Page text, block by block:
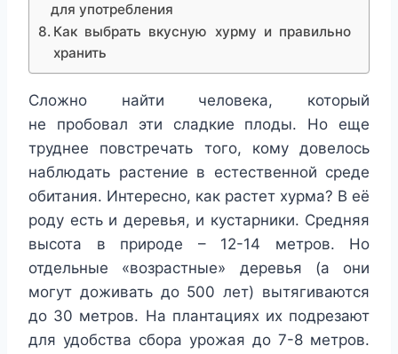
для употребления
Как выбрать вкусную хурму и правильно
хранить
Сложно найти человека, который
не пробовал эти сладкие плоды. Но еще
труднее повстречать того, кому довелось
наблюдать растение в естественной среде
обитания. Интересно, как растет хурма? В её
роду есть и деревья, и кустарники. Средняя
высота в природе – 12-14 метров. Но
отдельные «возрастные» деревья (а они
могут доживать до 500 лет) вытягиваются
до 30 метров. На плантациях их подрезают
для удобства сбора урожая до 7-8 метров.